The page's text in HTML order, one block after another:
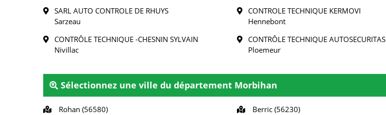
SARL AUTO CONTROLE DE RHUYS
Sarzeau
CONTROLE TECHNIQUE KERMOVI
Hennebont
CONTRÔLE TECHNIQUE -CHESNIN SYLVAIN
Nivillac
CONTRÔLE TECHNIQUE AUTOSECURITAS
Ploemeur
Sélectionnez une ville du département Morbihan
Rohan (56580)
Berric (56230)